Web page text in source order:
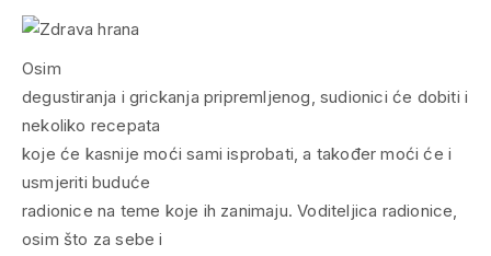
Osim
degustiranja i grickanja pripremljenog, sudionici će dobiti i
nekoliko recepata
koje će kasnije moći sami isprobati, a također moći će i
usmjeriti buduće
radionice na teme koje ih zanimaju. Voditeljica radionice,
osim što za sebe i